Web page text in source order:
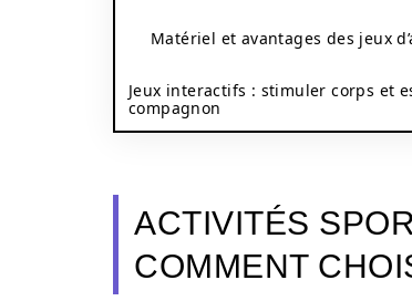
Matériel et avantages des jeux
Jeux interactifs : stimuler corps et
compagnon
ACTIVITÉS
COMMENT